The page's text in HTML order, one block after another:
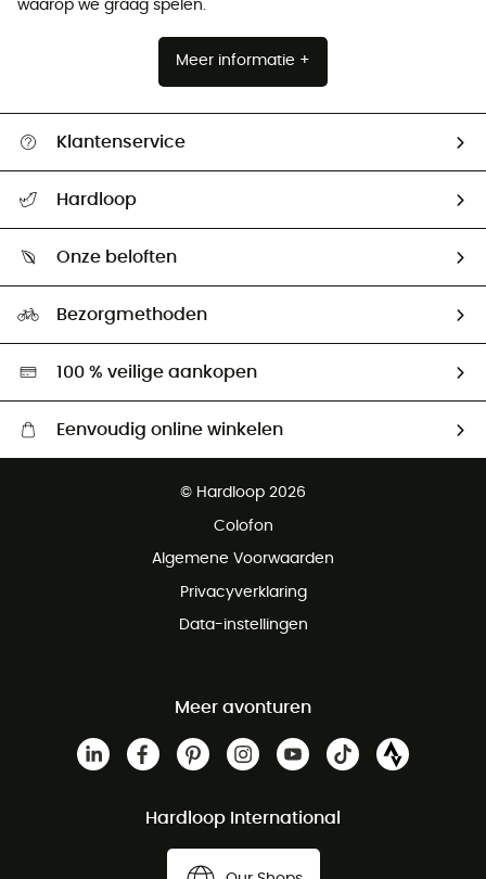
waarop we graag spelen.
Meer informatie +
Klantenservice
Mijn zending volgen
Retourzendingen & Terugbetalingen
Hardloop
Ambassadeurs
Onze beloften
Hardgreen
Bezorgmethoden
100 % veilige aankopen
Eenvoudig online winkelen
Gratis retourneren binnen 100 dagen
© Hardloop 2026
Colofon
Algemene Voorwaarden
Privacyverklaring
Data-instellingen
Meer avonturen
Hardloop International